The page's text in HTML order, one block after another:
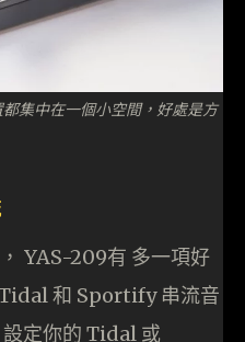
集中在一個小空間，好處是方
YAS-209有 多一項好
和 Sportify 串流音
定你的 Tidal 或